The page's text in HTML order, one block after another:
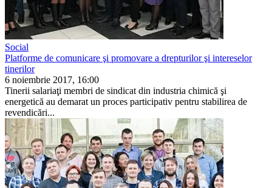
Social
Platforme de comunicare şi promovare a drepturilor şi intereselor
tinerilor
6 noiembrie 2017, 16:00
Tinerii salariaţi membri de sin­dicat din industria chimică şi
energetică au demarat un pro­ces participativ pentru stabi­lirea de
revendicări...